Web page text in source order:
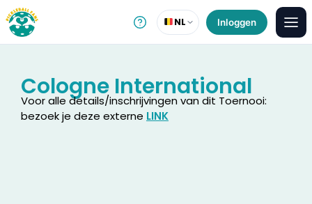
Cologne International
Voor alle details/inschrijvingen van dit Toernooi:
bezoek je deze externe LINK
NL Inloggen